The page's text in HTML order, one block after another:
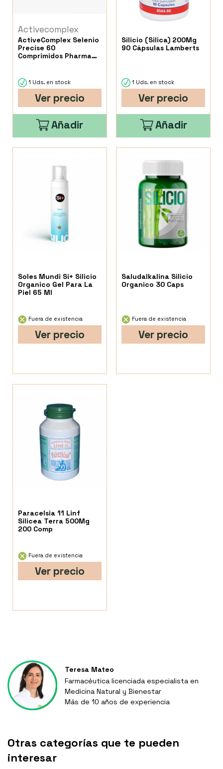
Activecomplex
ActiveComplex Selenio
Precise 60
Comprimidos Pharma
1 Uds. en stock
Ver precio
Añadir
Silicio (Silica) 200Mg
90 Cápsulas Lamberts
1 Uds. en stock
Ver precio
Añadir
Soles Mundi Si+ Silicio
Organico Gel Para La
Piel 65 Ml
Fuera de existencia
Ver precio
Saludalkalina Silicio
Organico 30 Caps
Fuera de existencia
Ver precio
Paracelsia 11 Linf
Silicea Terra 500Mg
200 Comp
Fuera de existencia
Ver precio
Teresa Mateo
Farmacéutica licenciada especialista en
Medicina Natural y Bienestar
Más de 10 años de experiencia
Otras categorías que te pueden
interesar